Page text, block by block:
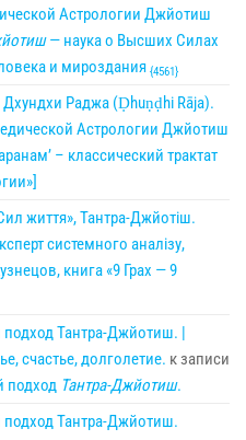
Астрологии Джйотиш
— наука о Высших Силах
и мироздания {4561}
Раджа (Ḍhuṇḍhi Rāja).
Астрологии Джйотиш
– классический трактат
життя», Тантра-Джйотіш.
системного аналізу,
книга «9 Грах — 9
Тантра-Джйотиш. |
счастье, долголетие. к записи
подход Тантра-Джйотиш.
Тантра-Джйотиш.